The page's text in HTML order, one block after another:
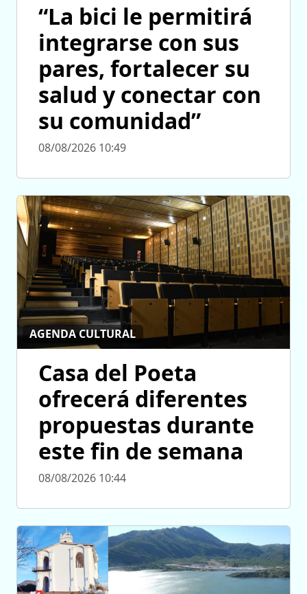
“La bici le permitirá
integrarse con sus
pares, fortalecer su
salud y conectar con
su comunidad”
08/08/2026 10:49
AGENDA CULTURAL
Casa del Poeta
ofrecerá diferentes
propuestas durante
este fin de semana
08/08/2026 10:44